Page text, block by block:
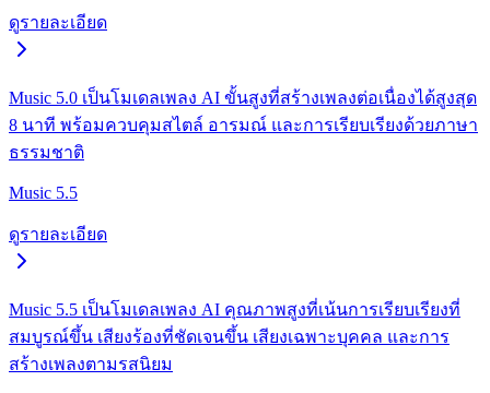
ดูรายละเอียด
Music 5.0 เป็นโมเดลเพลง AI ขั้นสูงที่สร้างเพลงต่อเนื่องได้สูงสุด
8 นาที พร้อมควบคุมสไตล์ อารมณ์ และการเรียบเรียงด้วยภาษา
ธรรมชาติ
Music 5.5
ดูรายละเอียด
Music 5.5 เป็นโมเดลเพลง AI คุณภาพสูงที่เน้นการเรียบเรียงที่
สมบูรณ์ขึ้น เสียงร้องที่ชัดเจนขึ้น เสียงเฉพาะบุคคล และการ
สร้างเพลงตามรสนิยม